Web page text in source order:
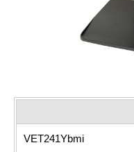
VET241Ybmi